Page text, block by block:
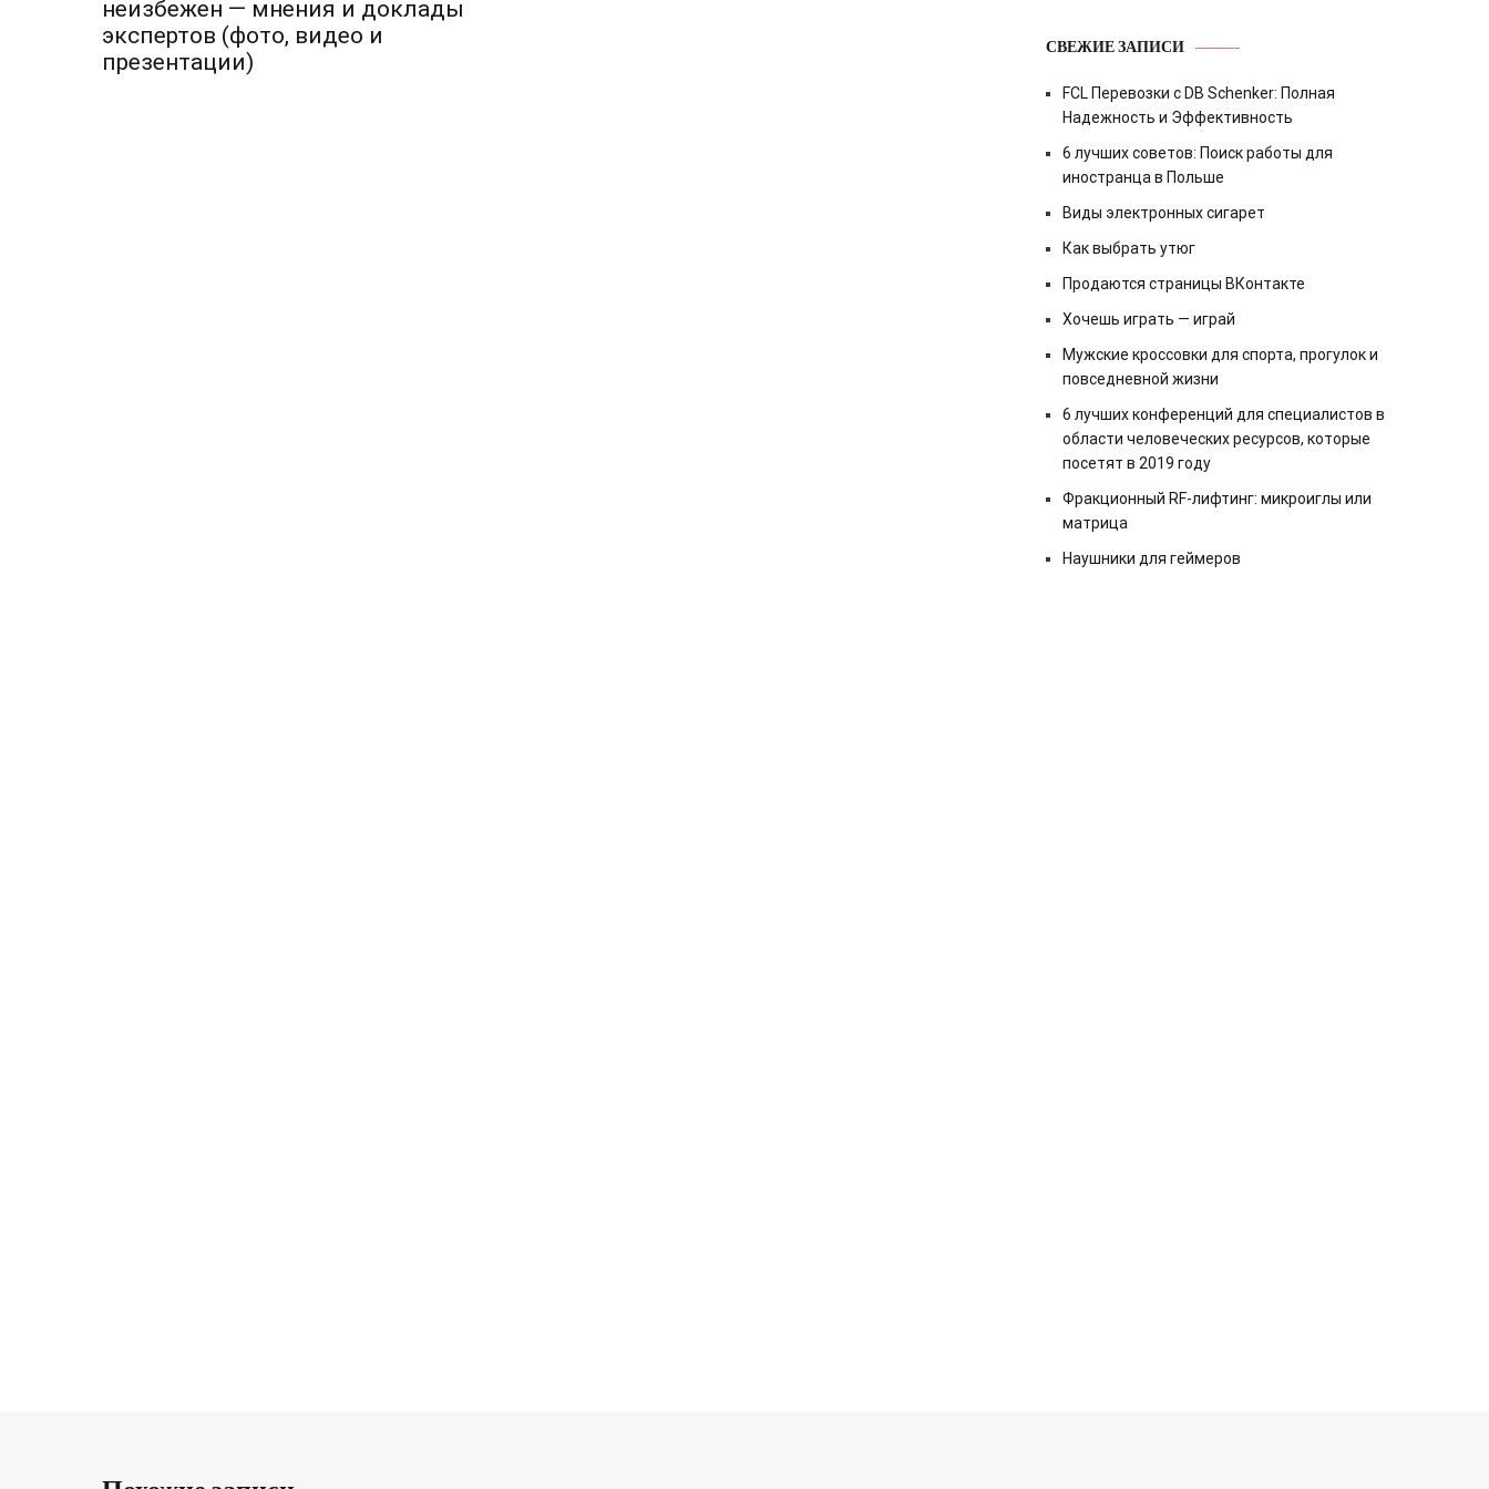
по
записям
неизбежен — мнения и доклады
экспертов (фото, видео и
презентации)
СВЕЖИЕ ЗАПИСИ
FCL Перевозки с DB Schenker: Полная
Надежность и Эффективность
6 лучших советов: Поиск работы для
иностранца в Польше
Виды электронных сигарет
Как выбрать утюг
Продаются страницы ВКонтакте
Хочешь играть — играй
Мужские кроссовки для спорта, прогулок и
повседневной жизни
6 лучших конференций для специалистов в
области человеческих ресурсов, которые
посетят в 2019 году
Фракционный RF-лифтинг: микроиглы или
матрица
Наушники для геймеров